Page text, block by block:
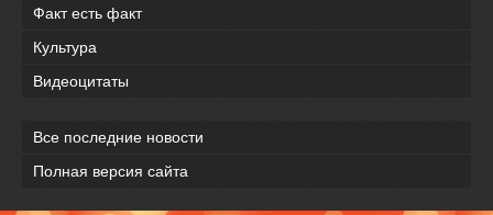
Факт есть факт
Культура
Видеоцитаты
Все последние новости
Полная версия сайта